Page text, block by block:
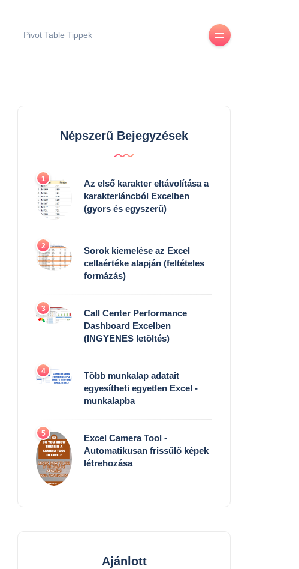
Pivot Table Tippek
Népszerű Bejegyzések
1
Az első karakter eltávolítása a
karakterláncból Excelben
(gyors és egyszerű)
2
Sorok kiemelése az Excel
cellaértéke alapján (feltételes
formázás)
3
Call Center Performance
Dashboard Excelben
(INGYENES letöltés)
4
Több munkalap adatait
egyesítheti egyetlen Excel -
munkalapba
5
Excel Camera Tool -
Automatikusan frissülő képek
létrehozása
Ajánlott